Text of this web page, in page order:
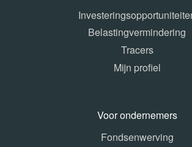
Belastingvermindering
Tracers
Mijn profiel
Voor ondernemers
Fondsenwerving